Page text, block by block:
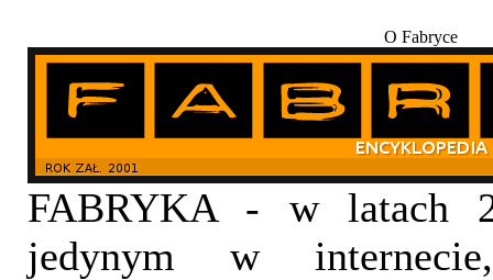
O Fabryce
FABRYKA - w latach
jedynym w